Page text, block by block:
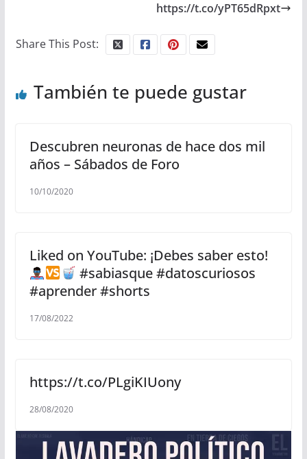
https://t.co/yPT65dRpxt
Share This Post:
También te puede gustar
Descubren neuronas de hace dos mil
años – Sábados de Foro
10/10/2020
Liked on YouTube: ¡Debes saber esto!
#sabiasque #datoscuriosos
#aprender #shorts
17/08/2022
https://t.co/PLgiKIUony
28/08/2020